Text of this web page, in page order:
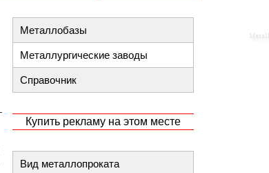
Металлобазы
Металлургические заводы
Справочник
Купить рекламу на этом месте
Вид металлопроката